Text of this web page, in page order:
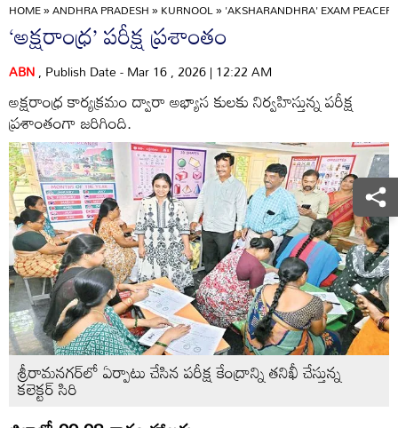
HOME»ANDHRA PRADESH»KURNOOL»'AKSHARANDHRA' EXAM
‘అక్షరాంధ్ర’ పరీక్ష ప్రశాంతం
ABN, Publish Date - Mar 16 , 2026 | 12:22 AM
అక్షరాంధ్ర కార్యక్రమం ద్వారా అభ్యాస కులకు నిర్వహిస్తున్న పరీక్ష
ప్రశాంతంగా జరిగింది.
శ్రీరామనగర్‌లో ఏర్పాటు చేసిన పరీక్ష కేంద్రాన్ని తనిఖీ చేస్తున్న
కలెక్టర్‌ సిరి